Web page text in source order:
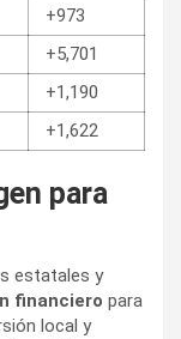
+973
+5,701
+1,190
+1,622
para
estatales y
financiero para
local y